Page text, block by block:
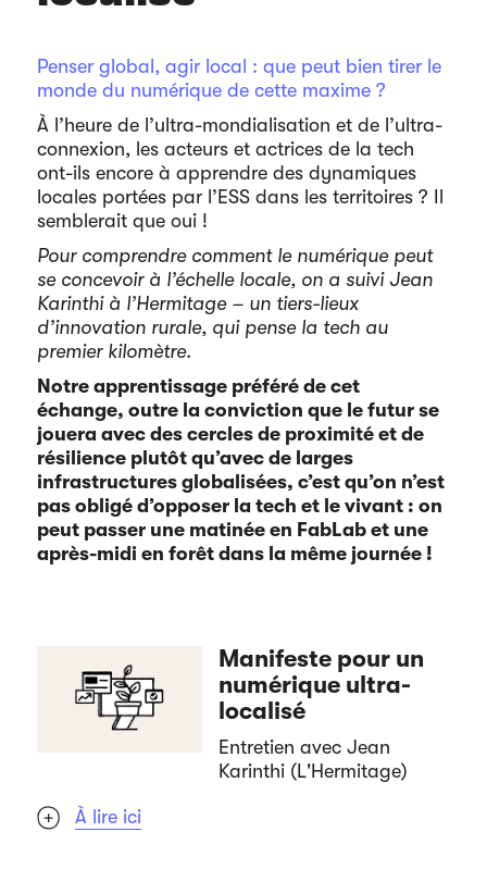
Penser global, agir local : que peut bien tirer le
monde du numérique de cette maxime ?
À l’heure de l’ultra-mondialisation et de l’ultra-
connexion, les acteurs et actrices de la tech
ont-ils encore à apprendre des dynamiques
locales portées par l’ESS dans les territoires ? Il
semblerait que oui !
Pour comprendre comment le numérique peut
se concevoir à l’échelle locale, on a suivi Jean
Karinthi à l’Hermitage – un tiers-lieux
d’innovation rurale, qui pense la tech au
premier kilomètre.
Notre apprentissage préféré de cet
échange, outre la conviction que le futur se
jouera avec des cercles de proximité et de
résilience plutôt qu’avec de larges
infrastructures globalisées, c’est qu’on n’est
pas obligé d’opposer la tech et le vivant : on
peut passer une matinée en FabLab et une
après-midi en forêt dans la même journée !
Manifeste pour un
numérique ultra-
localisé
Entretien avec Jean
Karinthi (L'Hermitage)
À lire ici